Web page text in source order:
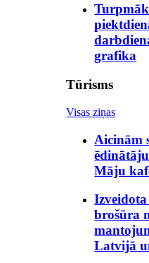
grafika
Tūrisms
Visas ziņas
Aicinām
Māju
brošūra
Latvijā